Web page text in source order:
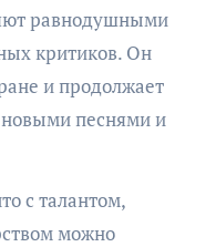
равнодушными
критиков. Он
и продолжает
новыми песнями и
с талантом,
можно